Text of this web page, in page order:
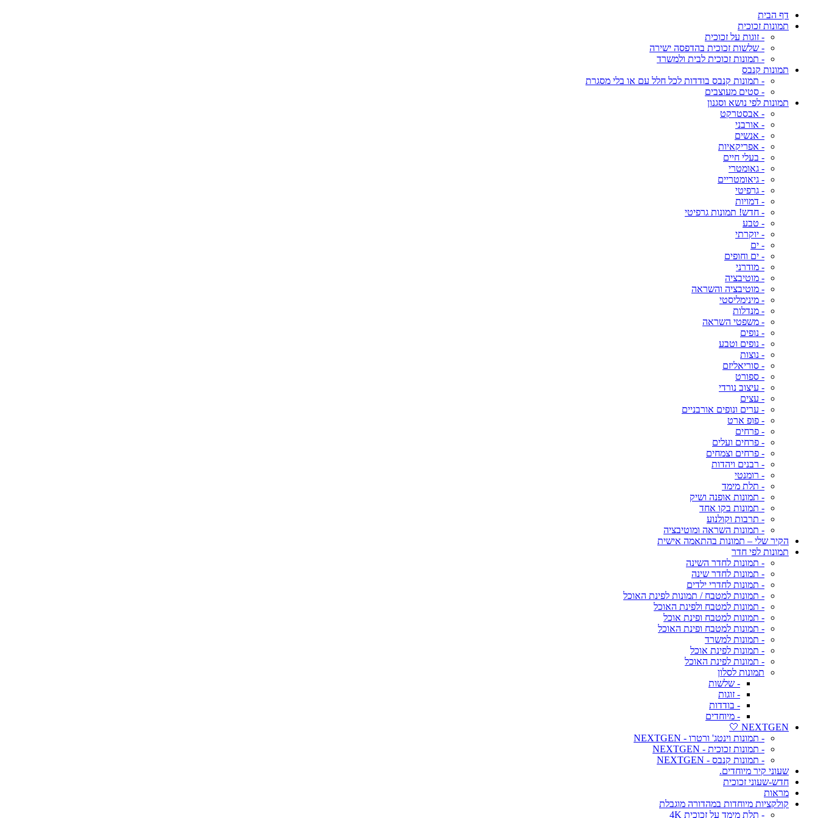
דף הבית
תמונות זכוכית
- זוגות על זכוכית
- שלשות זכוכית בהדפסה ישירה
- תמונות זכוכית לבית ולמשרד
תמונות קנבס
- תמונות קנבס בודדות לכל חלל עם או בלי מסגרת
- סטים מעוצבים
תמונות לפי נושא וסגנון
- אבסטרקט
- אורבני
- אנשים
- אפריקאיות
- בעלי חיים
- גאומטרי
- גיאומטריים
- גרפיטי
- דמויות
- חדש! תמונות גרפיטי
- טבע
- יוקרתי
- ים
- ים וחופים
- מודרני
- מוטיבציה
- מוטיבציה והשראה
- מינימליסטי
- מנדלות
- משפטי השראה
- נופים
- נופים וטבע
- נוצות
- סוריאליזם
- ספורט
- עיצוב נורדי
- עצים
- ערים ונופים אורבניים
- פופ ארט
- פרחים
- פרחים ועלים
- פרחים וצמחים
- רבנים ויהדות
- רומנטי
- תלת מימד
- תמונות אופנה ושיק
- תמונות בקו אחד
- תרבות וקולנוע
- תמונות השראה ומוטיבציה
הקיר שלי – תמונות בהתאמה אישית
תמונות לפי חדר
- תמונות לחדר השינה
- תמונות לחדר שינה
- תמונות לחדרי ילדים
- תמונות למטבח / תמונות לפינת האוכל
- תמונות למטבח ולפינת האוכל
- תמונות למטבח ופינת אוכל
- תמונות למטבח ופינת האוכל
- תמונות למשרד
- תמונות לפינת אוכל
- תמונות לפינת האוכל
תמונות לסלון
- שלשות
- זוגות
- בודדות
- מיוחדים
NEXTGEN 🤍
- תמונות וינטג' ורטרו - NEXTGEN
- תמונות זכוכית - NEXTGEN
- תמונות קנבס - NEXTGEN
שעוני קיר מיוחדים.
חדש-שעוני זכוכית
מראות
קולקציות מיוחדות במהדורה מוגבלת
- תלת מימד על זכוכית 4K